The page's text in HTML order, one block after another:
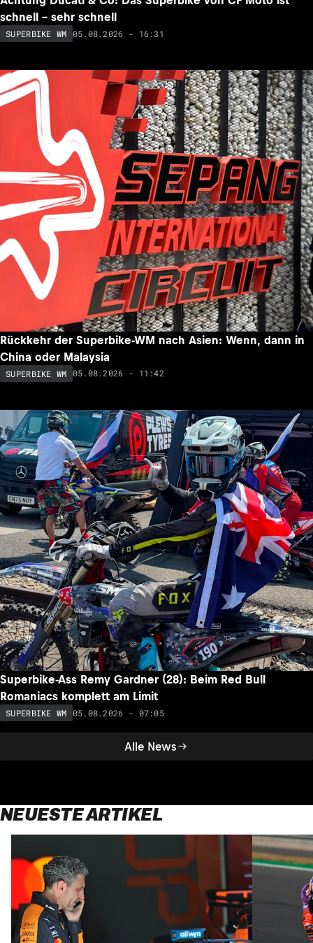
Alle News
schnell – sehr schnell
SUPERBIKE WM 05.08.2026 - 16:31
Rückkehr der Superbike-WM nach Asien: Wenn, dann in
China oder Malaysia
SUPERBIKE WM 05.08.2026 - 11:42
Superbike-Ass Remy Gardner (28): Beim Red Bull
Romaniacs komplett am Limit
SUPERBIKE WM 05.08.2026 - 07:05
NEUESTE ARTIKEL